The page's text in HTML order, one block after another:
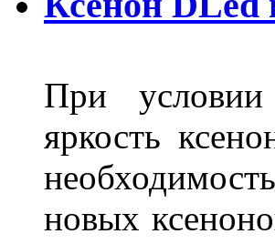
При условии
яркость
новых